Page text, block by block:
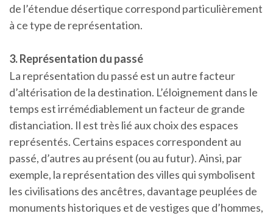
de l’étendue désertique correspond particulièrement
à ce type de représentation.
3. Représentation du passé
La représentation du passé est un autre facteur
d’altérisation de la destination. L’éloignement dans le
temps est irrémédiablement un facteur de grande
distanciation. Il est très lié aux choix des espaces
représentés. Certains espaces correspondent au
passé, d’autres au présent (ou au futur). Ainsi, par
exemple, la représentation des villes qui symbolisent
les civilisations des ancêtres, davantage peuplées de
monuments historiques et de vestiges que d’hommes,